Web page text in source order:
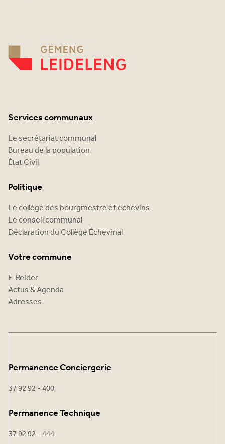
Services communaux
Le secrétariat communal
Bureau de la population
État Civil
Politique
Le collège des bourgmestre et échevins
Le conseil communal
Déclaration du Collège Échevinal
Votre commune
E-Reider
Actus & Agenda
Adresses
Permanence Conciergerie
37 92 92 - 400
Permanence Technique
37 92 92 - 444